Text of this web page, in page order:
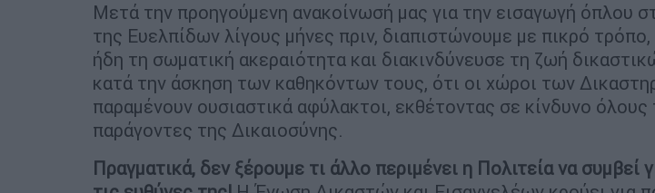
Μετά την προηγούμενη ανακοίνωσή μας για την εισαγωγή όπλου
της Ευελπίδων λίγους μήνες πριν, διαπιστώνουμε με πικρό
ήδη τη σωματική ακεραιότητα και διακινδύνευσε τη ζωή
κατά την άσκηση των καθηκόντων τους, ότι οι χώροι των
παραμένουν ουσιαστικά αφύλακτοι, εκθέτοντας σε κίνδυνο όλους
παράγοντες της Δικαιοσύνης.
Πραγματικά, δεν ξέρουμε τι άλλο περιμένει η Πολιτεία να συμβεί